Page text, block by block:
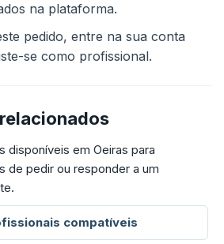
na plataforma.
pedido, entre na sua conta
se como profissional.
disponíveis em Oeiras para
de pedir ou responder a um
compatíveis